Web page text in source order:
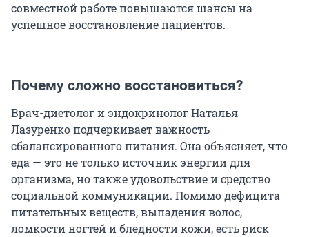
совместной работе повышаются шансы на
успешное восстановление пациентов.
Почему сложно восстановиться?
Врач-диетолог и эндокринолог Наталья
Лазуренко подчеркивает важность
сбалансированного питания. Она объясняет, что
еда — это не только источник энергии для
организма, но также удовольствие и средство
социальной коммуникации. Помимо дефицита
питательных веществ, выпадения волос,
ломкости ногтей и бледности кожи, есть риск